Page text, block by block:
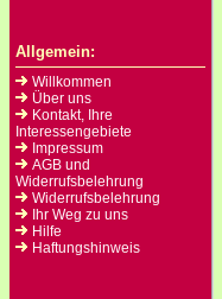
Allgemein:
Willkommen
Über uns
Kontakt, Ihre
Interessengebiete
Impressum
AGB und
Widerrufsbelehrung
Widerrufsbelehrung
Ihr Weg zu uns
Hilfe
Haftungshinweis